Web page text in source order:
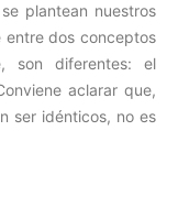
plantean nuestros
entre dos conceptos
son diferentes: el
aclarar que,
ser idénticos, no es